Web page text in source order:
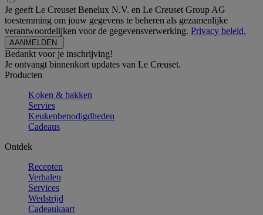
Je geeft Le Creuset Benelux N.V. en Le Creuset Group AG
toestemming om jouw gegevens te beheren als gezamenlijke
verantwoordelijken voor de gegevensverwerking. Privacy beleid.
Bedankt voor je inschrijving!
Je ontvangt binnenkort updates van Le Creuset.
Producten
Koken & bakken
Servies
Keukenbenodigdheden
Cadeaus
Ontdek
Recepten
Verhalen
Services
Wedstrijd
Cadeaukaart